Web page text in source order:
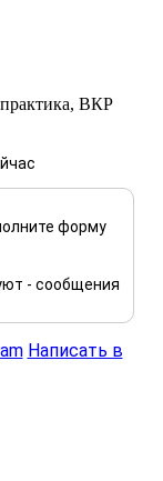
практика, ВКР
форму
- сообщения
Написать в